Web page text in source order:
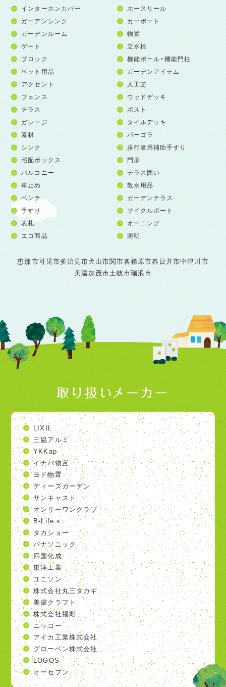
インターホンカバー
ホースリール
ガーデンシンク
カーポート
ガーデンルーム
物置
ゲート
立水栓
ブロック
機能ポール・機能門柱
ペット用品
ガーデンアイテム
アクセント
人工芝
フェンス
ウッドデッキ
テラス
ポスト
ガレージ
タイルデッキ
素材
パーゴラ
シンク
歩行者用補助手すり
宅配ボックス
門扉
バルコニー
テラス囲い
車止め
散水用品
ベンチ
ガーデンテラス
手すり
サイクルポート
表札
オーニング
エコ商品
照明
恵那市可児市多治見市犬山市関市各務原市春日井市中津川市
美濃加茂市土岐市瑞浪市
取り扱いメーカー
LIXIL
三協アルミ
YKKap
イナバ物置
ヨド物置
ディーズガーデン
サンキャスト
オンリーワンクラブ
B-Life.s
タカショー
パナソニック
四国化成
東洋工業
ユニソン
株式会社丸三タカギ
美濃クラフト
株式会社福彫
ニッコー
アイカ工業株式会社
グローベン株式会社
LOGOS
オーセブン